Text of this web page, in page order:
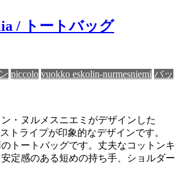
/ トートバッグ
piccolo vuokko eskolin-nurmesniemi バッ
・ヌルメスニエミがデザインした
トライプが印象的なデザインです。
トートバッグです。丈夫なコットンキ
定感のある短めの持ち手、ショルダー